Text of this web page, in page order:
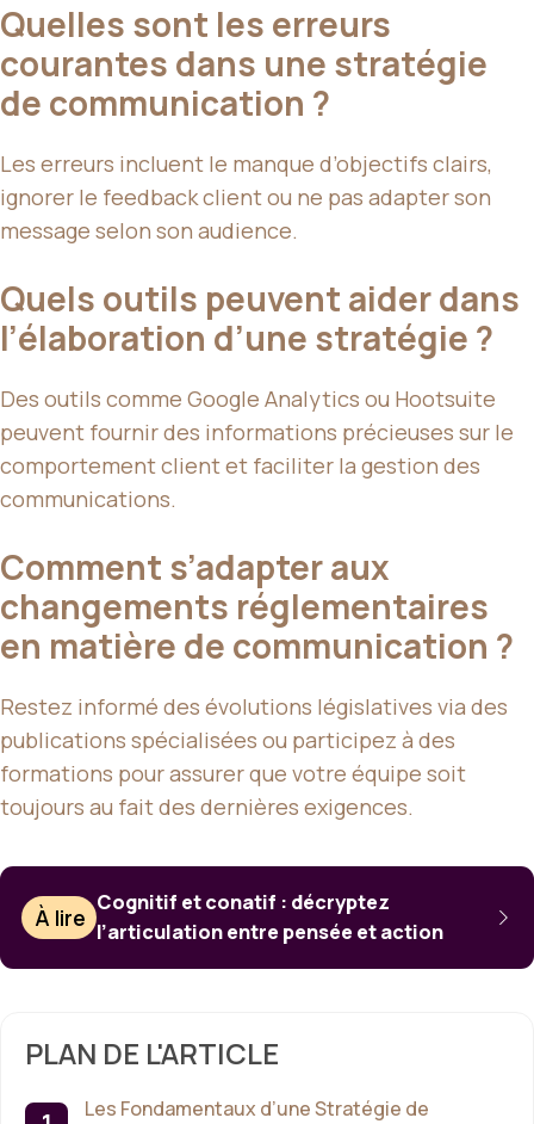
Quelles sont les erreurs
courantes dans une stratégie
de communication ?
Les erreurs incluent le manque d’objectifs clairs,
ignorer le feedback client ou ne pas adapter son
message selon son audience.
Quels outils peuvent aider dans
l’élaboration d’une stratégie ?
Des outils comme Google Analytics ou Hootsuite
peuvent fournir des informations précieuses sur le
comportement client et faciliter la gestion des
communications.
Comment s’adapter aux
changements réglementaires
en matière de communication ?
Restez informé des évolutions législatives via des
publications spécialisées ou participez à des
formations pour assurer que votre équipe soit
toujours au fait des dernières exigences.
À lire
Cognitif et conatif : décryptez
l’articulation entre pensée et action
PLAN DE L'ARTICLE
Les Fondamentaux d’une Stratégie de